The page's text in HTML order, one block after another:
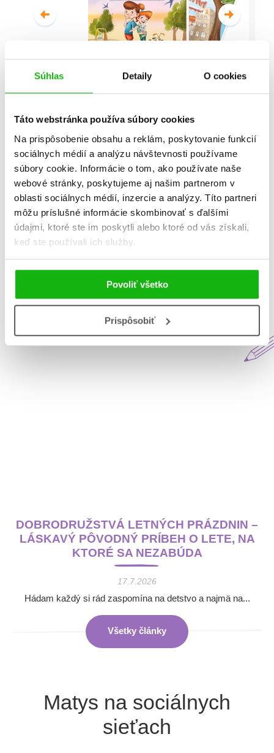
Súhlas Detaily O cookies
Táto webstránka používa súbory cookies
Na prispôsobenie obsahu a reklám, poskytovanie funkcií
sociálnych médií a analýzu návštevnosti používame
súbory cookie. Informácie o tom, ako používate naše
webové stránky, poskytujeme aj našim partnerom v
oblasti sociálnych médií, inzercie a analýzy. Títo partneri
môžu príslušné informácie skombinovať s ďalšími
údajmi, ktoré ste im poskytli alebo ktoré od vás získali,
keď ste používali ich služby.
Povoliť všetko
Prispôsobiť
Celá séria
Všetky edície a série
Aktuálne na blogu Matys
DOBRODRUŽSTVÁ LETNÝCH PRÁZDNIN –
LÁSKAVÝ PÔVODNÝ PRÍBEH O LETE, NA
KTORÉ SA NEZABÚDA
17.7.2026
Hádam každý si rád zaspomína na detstvo a najmä na...
Všetky články
Matys na sociálnych
sieťach